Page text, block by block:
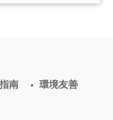
南 環境友善